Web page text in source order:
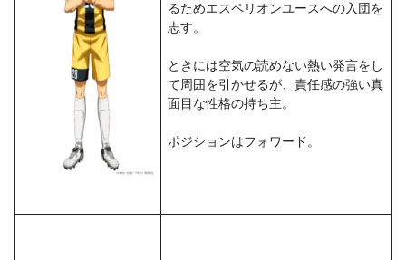
るためエスペリオンユースへの入団を
志す。
ときには空気の読めない熱い発言をし
て周囲を引かせるが、責任感の強い真
面目な性格の持ち主。
ポジションはフォワード。